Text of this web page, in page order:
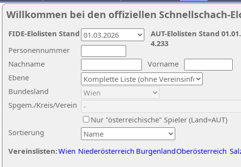
Willkommen bei den offiziellen Schnellschach-
Nachname
Vorname
Ebene
Sortierung
Personennummer
Bundesland
Spgem./Kreis/Verein
Nur "österreichische" Spieler (Land=AUT)
Vereinslisten:Wien Niederösterreich BurgenlandOberösterreich
AUT-Elolisten Stand
4.233
FIDE-Elolisten Stand